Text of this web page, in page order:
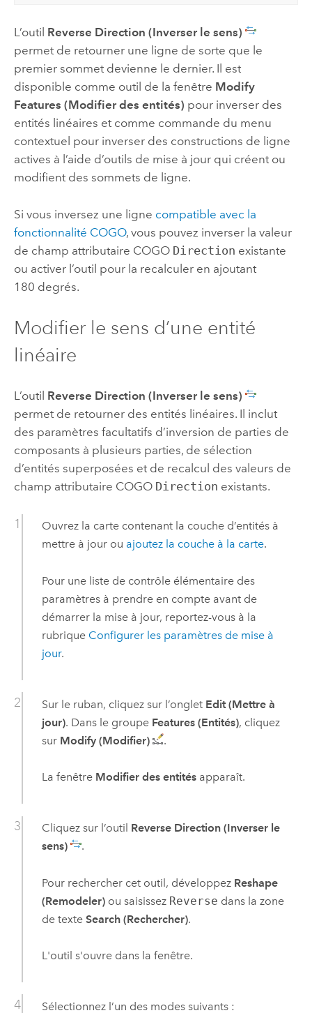
L’outil Reverse Direction (Inverser le sens)
permet de retourner une ligne de sorte que le
premier sommet devienne le dernier. Il est
disponible comme outil de la fenêtre Modify
Features (Modifier des entités) pour inverser des
entités linéaires et comme commande du menu
contextuel pour inverser des constructions de ligne
actives à l’aide d’outils de mise à jour qui créent ou
modifient des sommets de ligne.
Si vous inversez une ligne compatible avec la
fonctionnalité COGO, vous pouvez inverser la valeur
de champ attributaire COGO Direction existante
ou activer l’outil pour la recalculer en ajoutant
180 degrés.
Modifier le sens d’une entité
linéaire
L’outil Reverse Direction (Inverser le sens)
permet de retourner des entités linéaires. Il inclut
des paramètres facultatifs d’inversion de parties de
composants à plusieurs parties, de sélection
d’entités superposées et de recalcul des valeurs de
champ attributaire COGO Direction existants.
Ouvrez la carte contenant la couche d’entités à
mettre à jour ou ajoutez la couche à la carte.
Pour une liste de contrôle élémentaire des
paramètres à prendre en compte avant de
démarrer la mise à jour, reportez-vous à la
rubrique Configurer les paramètres de mise à
jour.
Sur le ruban, cliquez sur l’onglet Edit (Mettre à
jour). Dans le groupe Features (Entités), cliquez
sur Modify (Modifier) .
La fenêtre Modifier des entitésapparaît.
Cliquez sur l’outil Reverse Direction (Inverser le
sens)
.
Pour rechercher cet outil, développez Reshape
(Remodeler)ou saisissez Reverse dans la zone
de texte Search (Rechercher).
L'outil s'ouvre dans la fenêtre.
Sélectionnez l’un des modes suivants :